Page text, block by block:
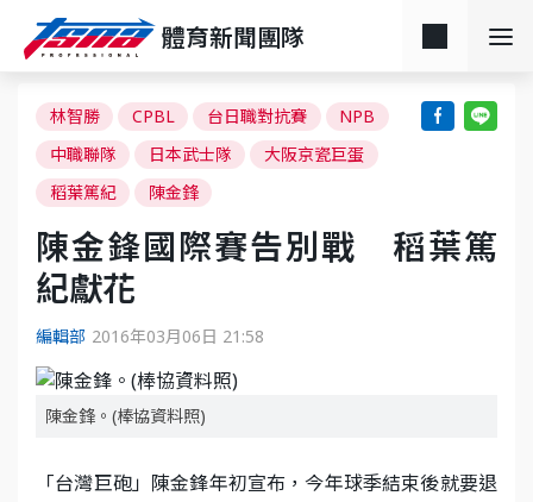
體育新聞團隊
林智勝 CPBL 台日職對抗賽
NPB
中職聯隊
日本武士隊
大阪京瓷巨蛋
稻葉篤紀
陳金鋒
陳金鋒國際賽告別戰 稻葉篤
紀獻花
編輯部 2016年03月06日 21:58
陳金鋒。(棒協資料照)
「台灣巨砲」陳金鋒年初宣布，今年球季結束後就要退